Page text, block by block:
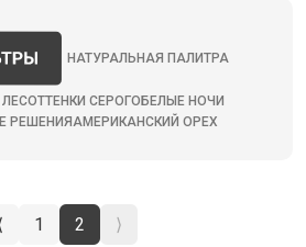
НАТУРАЛЬНАЯ ПАЛИТРА
ОТТЕНКИ СЕРОГО БЕЛЫЕ НОЧИ
РЕШЕНИЯАМЕРИКАНСКИЙ ОРЕХ
1 2 ⟩